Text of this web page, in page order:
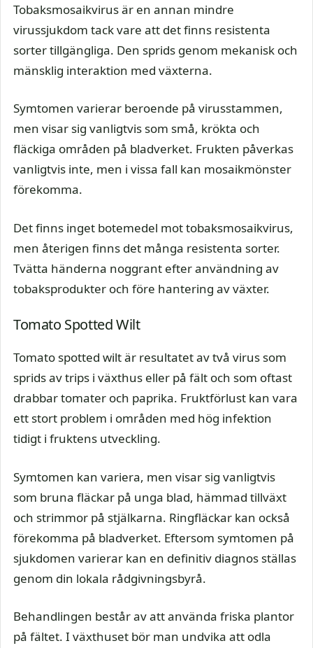
Tobaksmosaikvirus är en annan mindre
virussjukdom tack vare att det finns resistenta
sorter tillgängliga. Den sprids genom mekanisk och
mänsklig interaktion med växterna.
Symtomen varierar beroende på virusstammen,
men visar sig vanligtvis som små, krökta och
fläckiga områden på bladverket. Frukten påverkas
vanligtvis inte, men i vissa fall kan mosaikmönster
förekomma.
Det finns inget botemedel mot tobaksmosaikvirus,
men återigen finns det många resistenta sorter.
Tvätta händerna noggrant efter användning av
tobaksprodukter och före hantering av växter.
Tomato Spotted Wilt
Tomato spotted wilt är resultatet av två virus som
sprids av trips i växthus eller på fält och som oftast
drabbar tomater och paprika. Fruktförlust kan vara
ett stort problem i områden med hög infektion
tidigt i fruktens utveckling.
Symtomen kan variera, men visar sig vanligtvis
som bruna fläckar på unga blad, hämmad tillväxt
och strimmor på stjälkarna. Ringfläckar kan också
förekomma på bladverket. Eftersom symtomen på
sjukdomen varierar kan en definitiv diagnos ställas
genom din lokala rådgivningsbyrå.
Behandlingen består av att använda friska plantor
på fältet. I växthuset bör man undvika att odla